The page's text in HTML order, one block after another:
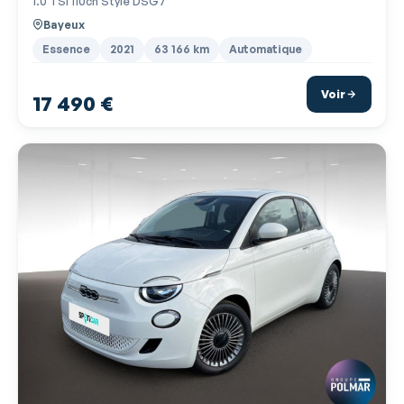
Clim manuelle
Commandes du système audio au volant
Démarrage sans clé
Dispositif freinage automatique
Ecran multifonction couleur
Ecran tactile
ESP
Essuie-glace arrière
Feux de jour à LED
Filtre à Pollen
Bayeux
Essence 2021 63 166 km Automatique
17 490 € Voir